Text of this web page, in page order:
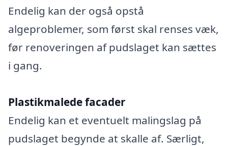
Endelig kan der også opstå
algeproblemer, som først skal renses væk,
før renoveringen af pudslaget kan sættes
i gang.
Plastikmalede facader
Endelig kan et eventuelt malingslag på
pudslaget begynde at skalle af. Særligt,